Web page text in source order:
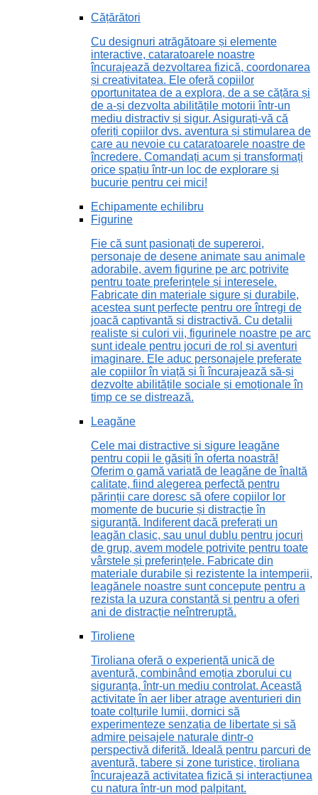
Cățărători
Cu designuri atrăgătoare și elemente
interactive, cataratoarele noastre
încurajează dezvoltarea fizică, coordonarea
și creativitatea. Ele oferă copiilor
oportunitatea de a explora, de a se cățăra și
de a-și dezvolta abilitățile motorii într-un
mediu distractiv și sigur. Asigurați-vă că
oferiți copiilor dvs. aventura și stimularea de
care au nevoie cu cataratoarele noastre de
încredere. Comandați acum și transformați
orice spațiu într-un loc de explorare și
bucurie pentru cei mici!
Echipamente echilibru
Figurine
Fie că sunt pasionați de supereroi,
personaje de desene animate sau animale
adorabile, avem figurine pe arc potrivite
pentru toate preferințele și interesele.
Fabricate din materiale sigure și durabile,
acestea sunt perfecte pentru ore întregi de
joacă captivantă și distractivă. Cu detalii
realiste și culori vii, figurinele noastre pe arc
sunt ideale pentru jocuri de rol și aventuri
imaginare. Ele aduc personajele preferate
ale copiilor în viață și îi încurajează să-și
dezvolte abilitățile sociale și emoționale în
timp ce se distrează.
Leagăne
Cele mai distractive și sigure leagăne
pentru copii le găsiți în oferta noastră!
Oferim o gamă variată de leagăne de înaltă
calitate, fiind alegerea perfectă pentru
părinții care doresc să ofere copiilor lor
momente de bucurie și distracție în
siguranță. Indiferent dacă preferați un
leagăn clasic, sau unul dublu pentru jocuri
de grup, avem modele potrivite pentru toate
vârstele și preferințele. Fabricate din
materiale durabile și rezistente la intemperii,
leagănele noastre sunt concepute pentru a
rezista la uzura constantă și pentru a oferi
ani de distracție neîntreruptă.
Tiroliene
Tiroliana oferă o experiență unică de
aventură, combinând emoția zborului cu
siguranța, într-un mediu controlat. Această
activitate în aer liber atrage aventurieri din
toate colțurile lumii, dornici să
experimenteze senzația de libertate și să
admire peisajele naturale dintr-o
perspectivă diferită. Ideală pentru parcuri de
aventură, tabere și zone turistice, tiroliana
încurajează activitatea fizică și interacțiunea
cu natura într-un mod palpitant.